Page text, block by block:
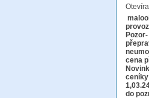
Pozor-
cena
do